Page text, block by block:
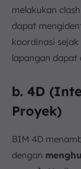
melakukan
dapat
koordinasi
lapangan dapat
b. 4D
Proyek)
BIM 4D
dengan